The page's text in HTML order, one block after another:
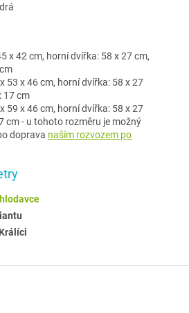
x 42 cm, horní dvířka: 58 x 27 cm,
53 x 46 cm, horní dvířka: 58 x 27
17 cm
59 x 46 cm, horní dvířka: 58 x 27
cm - u tohoto rozměru je možný
doprava naším rozvozem po